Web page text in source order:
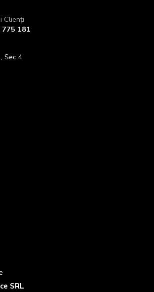
Clienți
775 181
Sec 4
SRL